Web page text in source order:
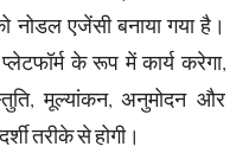
नोडल एजेंसी बनाया गया है।
के रूप में कार्य करेगा,
मूल्यांकन, अनुमोदन और
तरीके से होगी।